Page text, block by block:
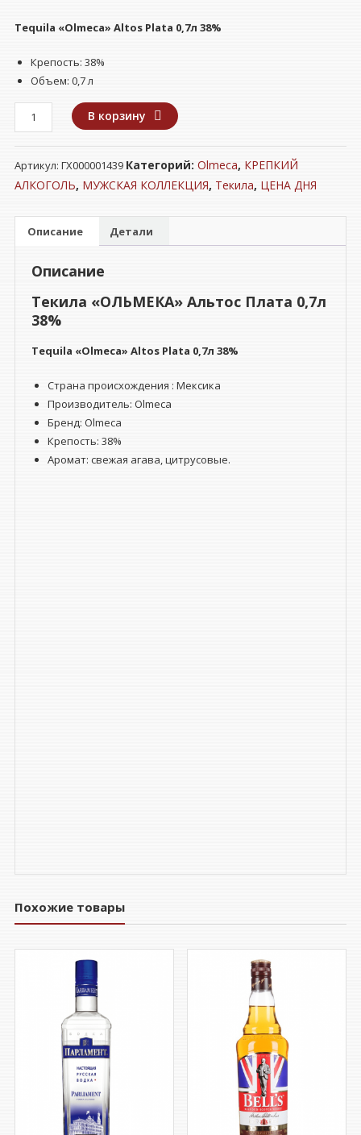
Tequila «Olmeca» Altos Plata 0,7л 38%
Крепость: 38%
Объем: 0,7 л
Количество
товара
Текила
"ОЛЬМЕКА"
Альтос
0,7л
38%
В корзину
Артикул: ГХ000001439 Категорий: Olmeca, КРЕПКИЙ
АЛКОГОЛЬ, МУЖСКАЯ КОЛЛЕКЦИЯ, Текила, ЦЕНА ДНЯ
Описание Детали
Описание
Текила «ОЛЬМЕКА» Альтос Плата 0,7л
38%
Tequila «Olmeca» Altos Plata 0,7л 38%
Страна происхождения : Мексика
Производитель: Olmeca
Бренд: Olmeca
Крепость: 38%
Аромат: свежая агава, цитрусовые.
Похожие товары